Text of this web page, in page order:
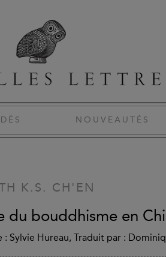
NOUVEAUTÉS
K.S. CH'EN
du bouddhisme en
: Sylvie Hureau, Traduit par :